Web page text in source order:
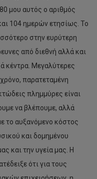
μου αυτός ο αριθμός
104 ημερών ετησίως. Το
στην ευρύτερη
από διεθνή αλλά και
κέντρα. Μεγαλύτερες
παρατεταμένη
πλημμύρες είναι
να βλέπουμε, αλλά
το αυξανόμενο κόστος
και δομημένου
και την υγεία μας. Η
ότι για τους